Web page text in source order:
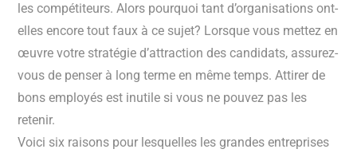
les compétiteurs. Alors pourquoi tant d’organisations ont-
elles encore tout faux à ce sujet? Lorsque vous mettez en
œuvre votre stratégie d’attraction des candidats, assurez-
vous de penser à long terme en même temps. Attirer de
bons employés est inutile si vous ne pouvez pas les
retenir.
Voici six raisons pour lesquelles les grandes entreprises